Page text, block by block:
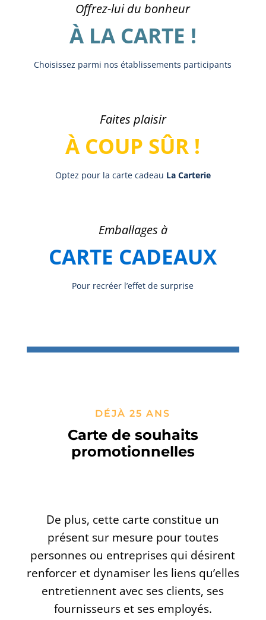
Offrez-lui du bonheur
À LA CARTE !
Choisissez parmi nos établissements participants
Faites plaisir
À COUP SÛR !
Optez pour la carte cadeau La Carterie
Emballages à
CARTE CADEAUX
Pour recréer l’effet de surprise
DÉJÀ 25 ANS
Carte de souhaits
promotionnelles
De plus, cette carte constitue un
présent sur mesure pour toutes
personnes ou entreprises qui désirent
renforcer et dynamiser les liens qu’elles
entretiennent avec ses clients, ses
fournisseurs et ses employés.